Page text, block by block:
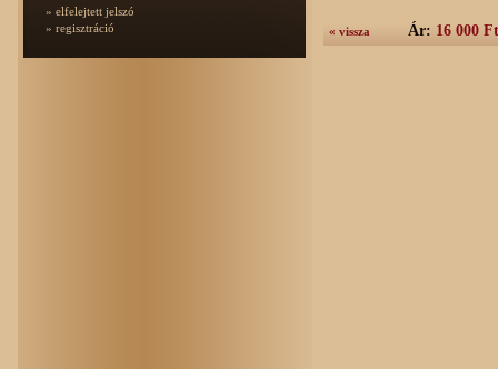
» elfelejtett jelszó
» regisztráció
« vissza Ár: 16 000 Ft